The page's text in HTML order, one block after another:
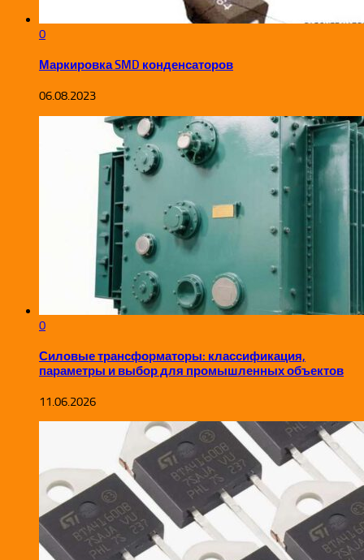
0
Маркировка SMD конденсаторов
06.08.2023
0
Силовые трансформаторы: классификация,
параметры и выбор для промышленных объектов
11.06.2026